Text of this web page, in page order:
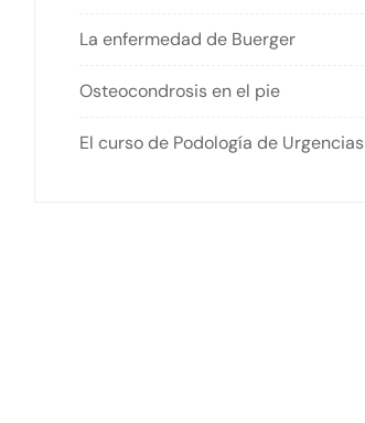
La enfermedad de Buerger
Osteocondrosis en el pie
El curso de Podología de Urgencias